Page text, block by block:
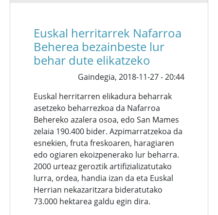
Euskal herritarrek Nafarroa
Beherea bezainbeste lur
behar dute elikatzeko
Gaindegia, 2018-11-27 - 20:44
Euskal herritarren elikadura beharrak
asetzeko beharrezkoa da Nafarroa
Behereko azalera osoa, edo San Mames
zelaia 190.400 bider. Azpimarratzekoa da
esnekien, fruta freskoaren, haragiaren
edo ogiaren ekoizpenerako lur beharra.
2000 urteaz geroztik artifizializatutako
lurra, ordea, handia izan da eta Euskal
Herrian nekazaritzara bideratutako
73.000 hektarea galdu egin dira.